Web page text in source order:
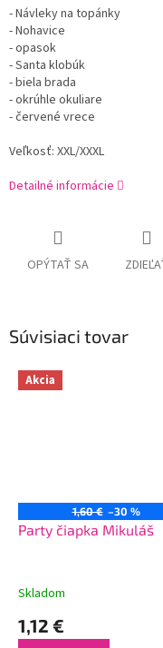
- Návleky na topánky
- Nohavice
- opasok
- Santa klobúk
- biela brada
- okrúhle okuliare
- červené vrece
Veľkosť: XXL/XXXL
Detailné informácie
OPÝTAŤ SA
Súvisiaci tovar
Akcia
1,60 € –30 %
Party čiapka Mikuláš
Skladom
1,12 €